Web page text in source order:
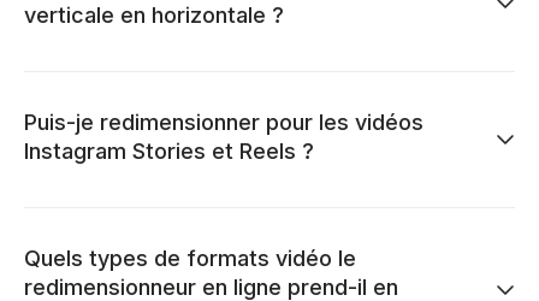
verticale en horizontale ?
Puis-je redimensionner pour les vidéos
Instagram Stories et Reels ?
Quels types de formats vidéo le
redimensionneur en ligne prend-il en